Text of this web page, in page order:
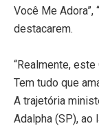
Você Me Adora”,
destacarem.
“Realmente,
Tem tudo que
A trajetória
Adalpha (SP), ao